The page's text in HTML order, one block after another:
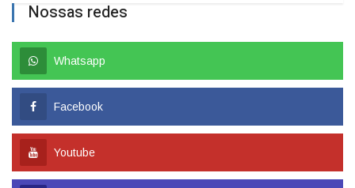
Nossas redes
Whatsapp
Facebook
Youtube